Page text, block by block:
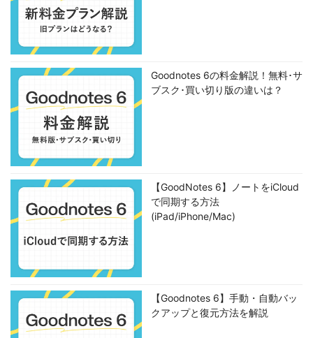
Goodnotes 6の料金解説！無料･サ
ブスク･買い切り版の違いは？
【GoodNotes 6】ノートをiCloud
で同期する方法
(iPad/iPhone/Mac)
【Goodnotes 6】手動・自動バッ
クアップと復元方法を解説